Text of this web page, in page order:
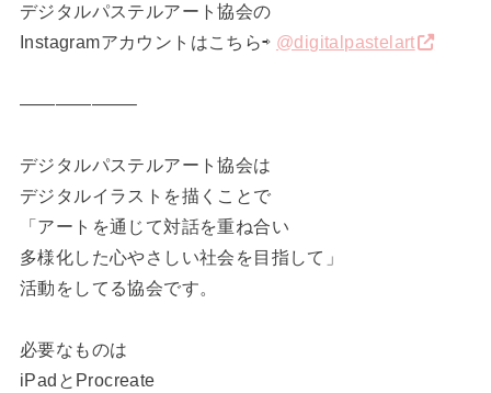
デジタルパステルアート協会の
Instagramアカウントはこちら⇨ @digitalpastelart
——————–
デジタルパステルアート協会は
デジタルイラストを描くことで
「アートを通じて対話を重ね合い
多様化した心やさしい社会を目指して」
活動をしてる協会です。
必要なものは
iPadとProcreate